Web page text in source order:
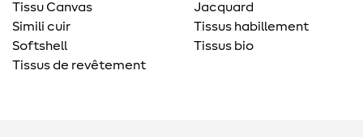
Tissu Canvas
Simili cuir
Softshell
Tissus de revêtement
Jacquard
Tissus habillement
Tissus bio